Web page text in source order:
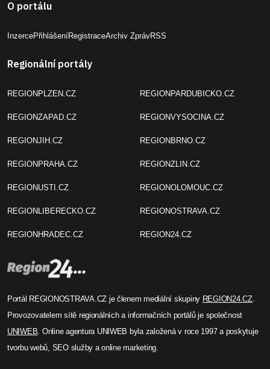
O portálu
InzercePřihlášeníRegistraceArchiv ZprávRSS
Regionální portály
REGIONPLZEN.CZ
REGIONZAPAD.CZ
REGIONJIH.CZ
REGIONPRAHA.CZ
REGIONUSTI.CZ
REGIONLIBERECKO.CZ
REGIONHRADEC.CZ
REGIONPARDUBICKO.CZ
REGIONVYSOCINA.CZ
REGIONBRNO.CZ
REGIONZLIN.CZ
REGIONOLOMOUC.CZ
REGIONOSTRAVA.CZ
REGION24.CZ
Portál REGIONOSTRAVA.CZ je členem mediální skupiny REGION24.CZ.
Provozovatelem sítě regionálních a informačních portálů je společnost
UNIWEB. Online agentura UNIWEB byla založená v roce 1997 a poskytuje
tvorbu webů, SEO služby a online marketing.